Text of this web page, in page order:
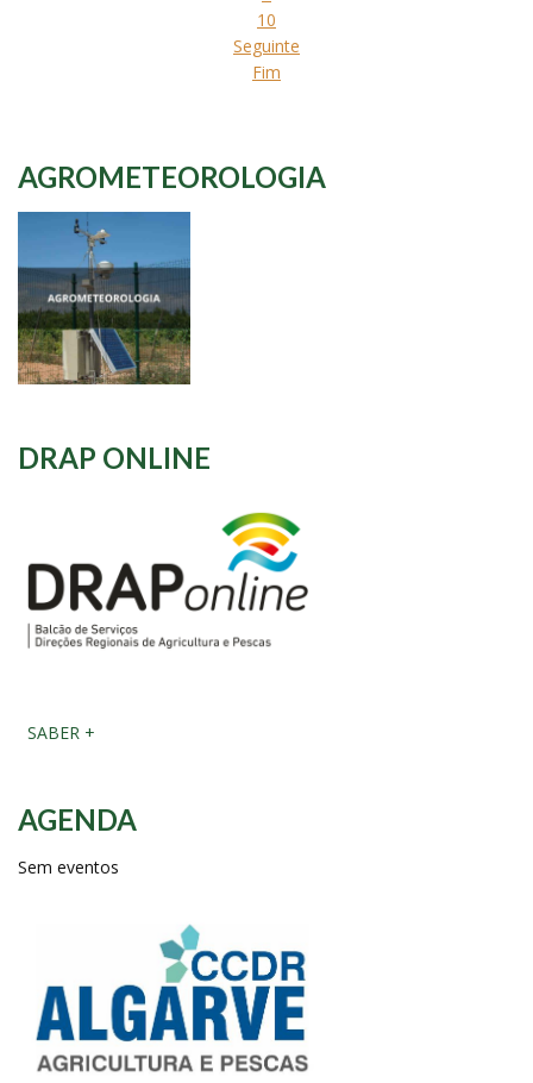
10
Seguinte
Fim
AGROMETEOROLOGIA
DRAP ONLINE
SABER +
AGENDA
Sem eventos